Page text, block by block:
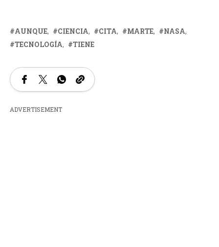
AUNQUE CIENCIA CITA MARTE
NASA
TECNOLOGÍA
TIENE
ADVERTISEMENT